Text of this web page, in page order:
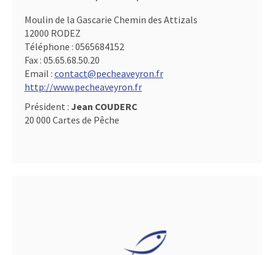
Moulin de la Gascarie Chemin des Attizals
12000 RODEZ
Téléphone : 0565684152
Fax : 05.65.68.50.20
Email : contact@pecheaveyron.fr
http://www.pecheaveyron.fr
Président : Jean COUDERC
20 000 Cartes de Pêche